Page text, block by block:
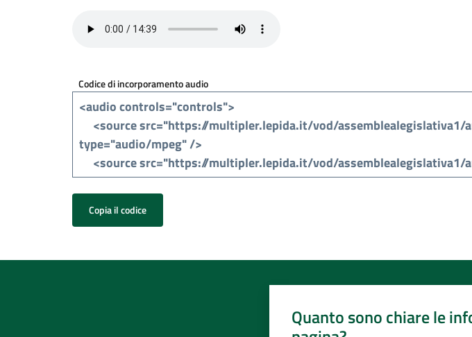
Codice di incorporamento audio
Copia il codice
Quanto sono chiare le